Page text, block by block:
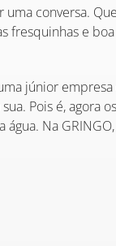
conversa.
fresquinhas e
júnior empresa
Pois é, agora
Na GRINGO,